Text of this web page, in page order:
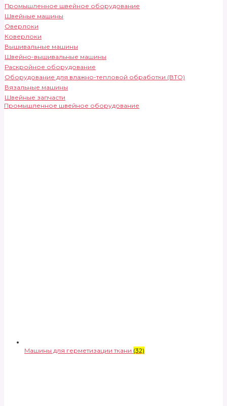
Промышленное швейное оборудование
Швейные машины
Оверлоки
Коверлоки
Вышивальные машины
Швейно-вышивальные машины
Раскройное оборудование
Оборудование для влажно-тепловой обработки (ВТО)
Вязальные машины
Швейные запчасти
Промышленное швейное оборудование
Машины для герметизации ткани (32)